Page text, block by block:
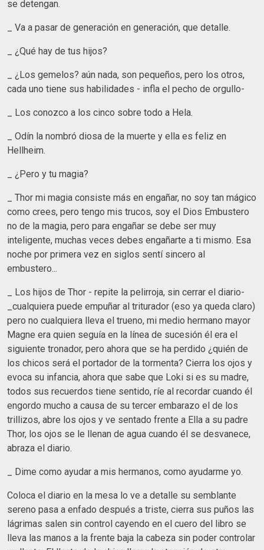
se detengan.
_ Va a pasar de generación en generación, que detalle.
_ ¿Qué hay de tus hijos?
_ ¿Los gemelos? aún nada, son pequeños, pero los otros,
cada uno tiene sus habilidades - infla el pecho de orgullo-
_ Los conozco a los cinco sobre todo a Hela.
_ Odín la nombró diosa de la muerte y ella es feliz en
Hellheim.
_ ¿Pero y tu magia?
_ Thor mi magia consiste más en engañar, no soy tan mágico
como crees, pero tengo mis trucos, soy el Dios Embustero
no de la magia, pero para engañar se debe ser muy
inteligente, muchas veces debes engañarte a ti mismo. Esa
noche por primera vez en siglos sentí sincero al
embustero...
_ Los hijos de Thor - repite la pelirroja, sin cerrar el diario-
_cualquiera puede empuñar al triturador (eso ya queda claro)
pero no cualquiera lleva el trueno, mi medio hermano mayor
Magne era quien seguía en la línea de sucesión él era el
siguiente tronador, pero ahora que se ha perdido ¿quién de
los chicos será el portador de la tormenta? Cierra los ojos y
evoca su infancia, ahora que sabe que Loki si es su madre,
todos sus recuerdos tiene sentido, ríe al recordar cuando él
engordo mucho a causa de su tercer embarazo el de los
trillizos, abre los ojos y ve sentado frente a Ella a su padre
Thor, los ojos se le llenan de agua cuando él se desvanece,
abraza el diario.
_ Dime como ayudar a mis hermanos, como ayudarme yo.
Coloca el diario en la mesa lo ve a detalle su semblante
sereno pasa a enfado después a triste, cierra sus puños las
lágrimas salen sin control cayendo en el cuero del libro se
lleva las manos a la frente baja la cabeza sin poder controlar